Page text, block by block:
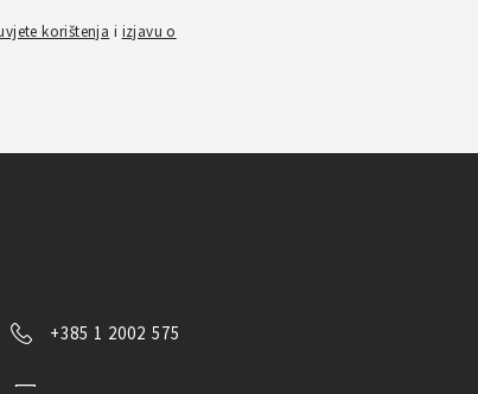
korištenja i izjavu o
+385 1 2002 575